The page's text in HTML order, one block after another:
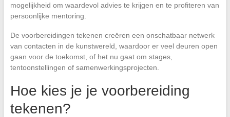
mogelijkheid om waardevol advies te krijgen en te profiteren van
persoonlijke mentoring.
De voorbereidingen tekenen creëren een onschatbaar netwerk
van contacten in de kunstwereld, waardoor er veel deuren open
gaan voor de toekomst, of het nu gaat om stages,
tentoonstellingen of samenwerkingsprojecten.
Hoe kies je je voorbereiding
tekenen?